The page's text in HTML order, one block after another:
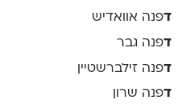
דפנה אוואדיש
דפנה גבר
דפנה זילברשטיין
דפנה שרון